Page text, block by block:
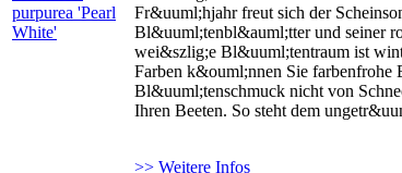
Fr&uuml;hjahr freut sich der
Bl&uuml;tenbl&auml;tter und seiner
wei&szlig;e Bl&uuml;tentraum ist
Farben k&ouml;nnen Sie farbenfrohe
Bl&uuml;tenschmuck nicht von
Ihren Beeten. So steht dem
>> Weitere Infos